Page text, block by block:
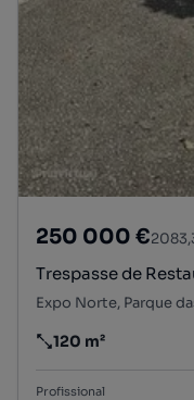
250 000 €
Trespasse de
Expo Norte, Parque
Preço por metro
120 m²
Profissional